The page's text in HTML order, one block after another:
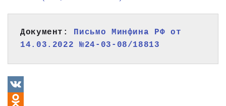
Документ: Письмо Минфина РФ от
14.03.2022 №24-03-08/18813
VK